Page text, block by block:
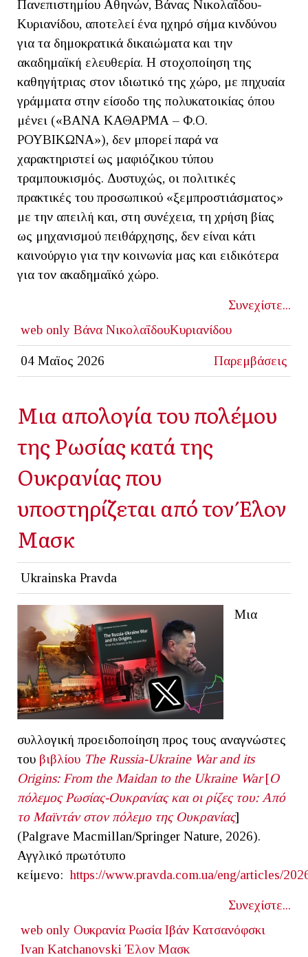
Πανεπιστημίου Αθηνών, Βάνας Νικολαΐδου-
Κυριανίδου, αποτελεί ένα ηχηρό σήμα κινδύνου
για τα δημοκρατικά δικαιώματα και την
ακαδημαϊκή ελευθερία. Η στοχοποίηση της
καθηγήτριας στον ιδιωτικό της χώρο, με πηχυαία
γράμματα στην είσοδο της πολυκατοικίας όπου
μένει («ΒΑΝΑ ΚΑΘΑΡΜΑ – Φ.Ο.
ΡΟΥΒΙΚΩΝΑ»), δεν μπορεί παρά να
χαρακτηριστεί ως μαφιόζικου τύπου
τραμπουκισμός. Δυστυχώς, οι πολιτικές
πρακτικές του προσωπικού «ξεμπροστιάσματος»
με την απειλή και, στη συνέχεια, τη χρήση βίας
ως μηχανισμού πειθάρχησης, δεν είναι κάτι
καινούργιο για την κοινωνία μας και ειδικότερα
για τον ακαδημαϊκό χώρο.
Συνεχίστε...
web only Βάνα ΝικολαΐδουΚυριανίδου
04 Μαϊος 2026 Παρεμβάσεις
Μια απολογία του πολέμου
της Ρωσίας κατά της
Ουκρανίας που
υποστηρίζεται από τον Έλον
Μασκ
Ukrainska Pravda
Μια
συλλογική προειδοποίηση προς τους αναγνώστες
του βιβλίου The Russia-Ukraine War and its
Origins: From the Maidan to the Ukraine War[Ο
πόλεμος Ρωσίας-Ουκρανίας και οι ρίζες του: Από
το Μαϊντάν στον πόλεμο της Ουκρανίας]
(Palgrave Macmillan/Springer Nature, 2026).
Αγγλικό πρωτότυπο
κείμενο:https://www.pravda.com.ua/eng/articles/
Συνεχίστε...
web only Ουκρανία Ρωσία Ιβάν Κατσανόφσκι
Ivan Katchanovski Έλον Μασκ